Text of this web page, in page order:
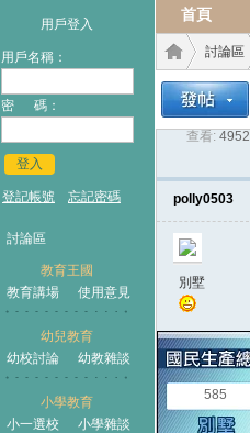
用戶登入
用戶名稱：
密 碼：
登入
登記帳號 忘記密碼
討論區
教育王國
教育講場
使用意見
幼兒教育
幼校討論
幼教雜談
小學教育
小一選校
小學雜談
首頁
王國
›
討論區
›
查看: 4952
polly0503
別墅
585